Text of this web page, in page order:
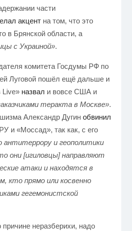
части
акцентна том, что это
в Брянской области, а
с Украиной».
комитета Госдумы РФ по
Луговой пошёл ещё дальше и
Live» назвал и вовсе США и
теракта в Москве».
Александр Дугин обвинил
и «Моссад», так как, с его
антитеррору и геополитики
они[игиловцы] направляют
атаки и находятся в
кто прямо или косвенно
гегемонистской
причине неразберихи, надо